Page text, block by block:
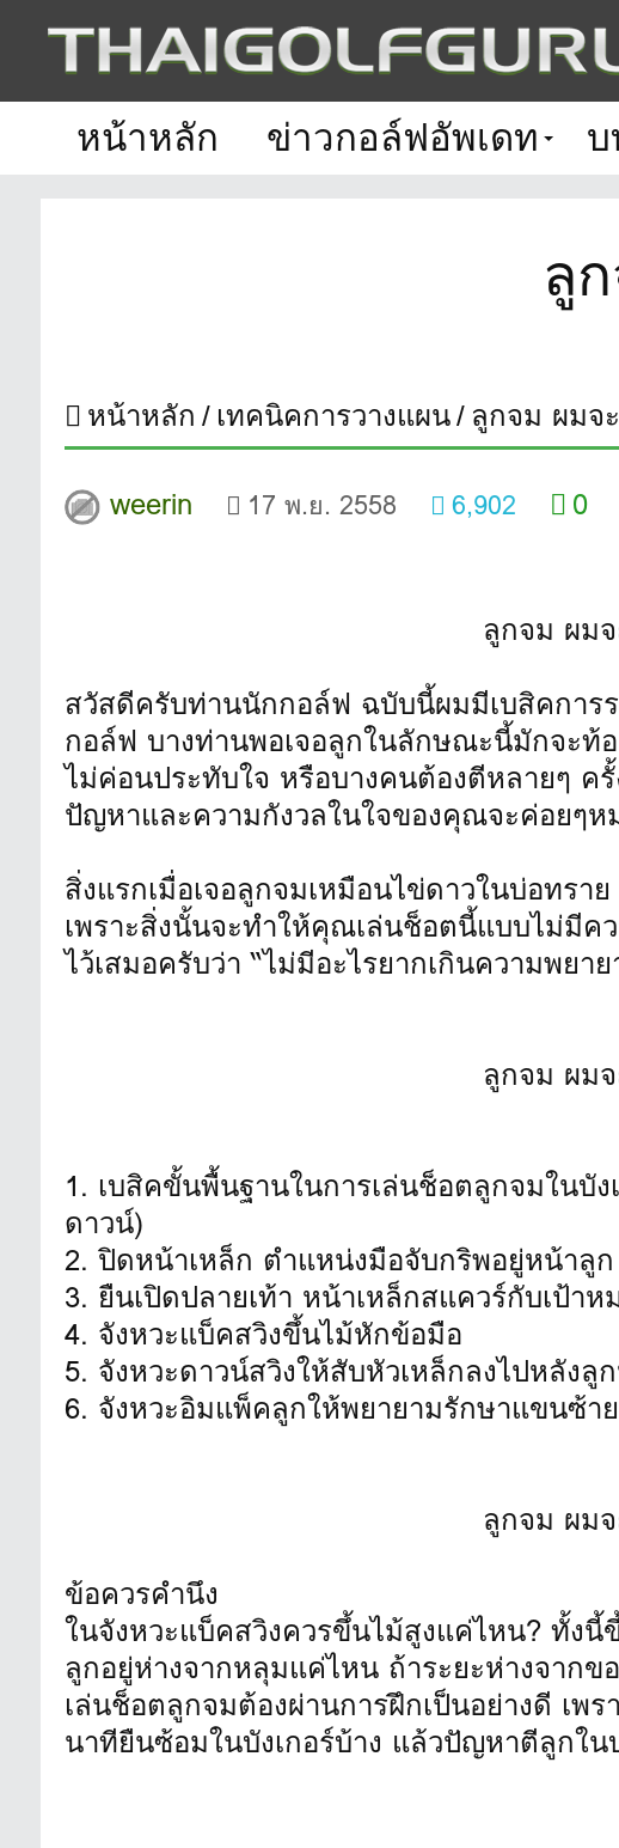
หน้าหลัก ข่าวกอล์ฟอัพเดท
ลู
หน้าหลัก เทคนิคการวางแผน ลูกจม ผมจ
weerin
17 พ.ย. 2558 6,902 0
ลูกจม ผม
สวัสดีครับท่านนักกอล์ฟ ฉบับนี้ผมมีเบสิคการ
กอล์ฟ บางท่านพอเจอลูกในลักษณะนี้มักจะท้
ไม่ค่อนประทับใจ หรือบางคนต้องตีหลายๆ ค
ปัญหาและความกังวลในใจของคุณจะค่อยๆ
สิ่งแรกเมื่อเจอลูกจมเหมือนไข่ดาวในบ่อทร
เพราะสิ่งนั้นจะทำให้คุณเล่นช็อตนี้แบบไม่มีค
ไว้เสมอครับว่า “ไม่มีอะไรยากเกินความพย
ลูกจม ผม
1. เบสิคขั้นพื้นฐานในการเล่นช็อตลูกจมในบั
ดาวน์)
2. ปิดหน้าเหล็ก ตำแหน่งมือจับกริพอยู่หน้าลูก
3. ยืนเปิดปลายเท้า หน้าเหล็กสแควร์กับเป้า
4. จังหวะแบ็คสวิงขึ้นไม้หักข้อมือ
5. จังหวะดาวน์สวิงให้สับหัวเหล็กลงไปหลัง
6. จังหวะอิมแพ็คลูกให้พยายามรักษาแขนซ้า
ลูกจม ผม
ข้อควรคำนึง
ในจังหวะแบ็คสวิงควรขึ้นไม้สูงแค่ไหน? ทั้ง
ลูกอยู่ห่างจากหลุมแค่ไหน ถ้าระยะห่างจาก
เล่นช็อตลูกจมต้องผ่านการฝึกเป็นอย่างดี เพ
นาทียืนซ้อมในบังเกอร์บ้าง แล้วปัญหาตีลูกใน